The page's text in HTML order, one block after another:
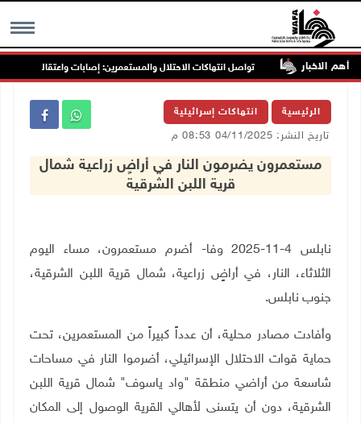
MENU أهم الاخبار
جنين تواصل انتهاكات الاحتلال والمستعمرين: إصابات واعتقالات
الرئيسية انتهاكات إسرائيلية
تاريخ النشر: 04/11/2025 08:53 م
مستعمرون يضرمون النار في أراضٍ زراعية شمال
قرية اللبن الشرقية
نابلس 4-11-2025 وفا- أضرم مستعمرون، مساء اليوم
الثلاثاء، النار، في أراضٍ زراعية، شمال قرية اللبن الشرقية،
جنوب نابلس.
وأفادت مصادر محلية، أن عدداً كبيراً من المستعمرين، تحت
حماية قوات الاحتلال الإسرائيلي، أضرموا النار في مساحات
شاسعة من أراضي منطقة "واد ياسوف" شمال قرية اللبن
الشرقية، دون أن يتسنى لأهالي القرية الوصول إلى المكان